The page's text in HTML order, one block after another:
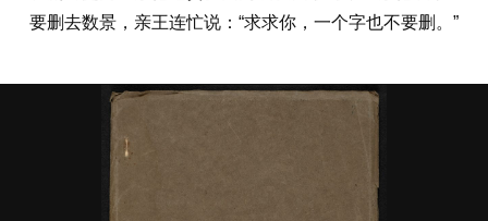
要删去数景，亲王连忙说：“求求你，一个字也不要删。”